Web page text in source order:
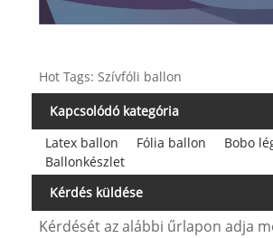
Hot Tags: Szívfóli ballon
Kapcsolódó kategória
Latex ballon
Fólia ballon
Bobo
Ballonkészlet
Kérdés küldése
Kérdését az alábbi űrlapon adja